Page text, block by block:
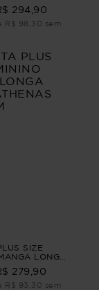
294,90
R$ 98,30 sem
SIZE
LONGA
279,90
R$ 93,30 sem